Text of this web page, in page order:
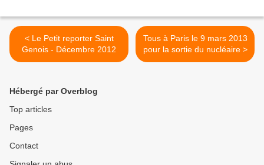
< Le Petit reporter Saint
Genois - Décembre 2012
Tous à Paris le 9 mars 2013
pour la sortie du nucléaire >
Hébergé par Overblog
Top articles
Pages
Contact